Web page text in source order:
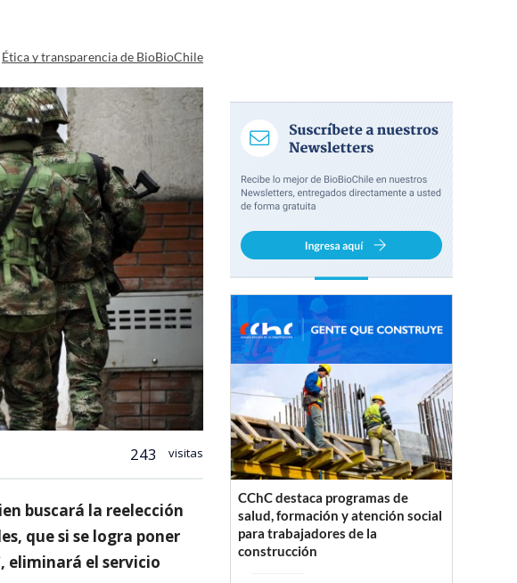
Ética y transparencia de BioBioChile
243 visitas
buscará la reelección
que si se logra poner
eliminará el servicio
CChC destaca programas de
salud, formación y atención social
para trabajadores de la
construcción